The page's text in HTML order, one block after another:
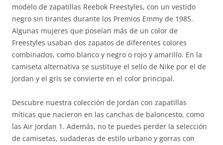
modelo de zapatillas Reebok Freestyles, con un vestido
negro sin tirantes durante los Premios Emmy de 1985.
Algunas mujeres que poseían más de un color de
Freestyles usaban dos zapatos de diferentes colores
combinados, como blanco y negro o rojo y amarillo. En la
camiseta alternativa se sustituye el sello de Nike por el de
Jordan y el gris se convierte en el color principal.
Descubre nuestra colección de Jordan con zapatillas
míticas que nacieron en las canchas de baloncesto, como
las Air Jordan 1. Además, no te puedes perder la selección
de camisetas, sudaderas de estilo urbano y gorras con